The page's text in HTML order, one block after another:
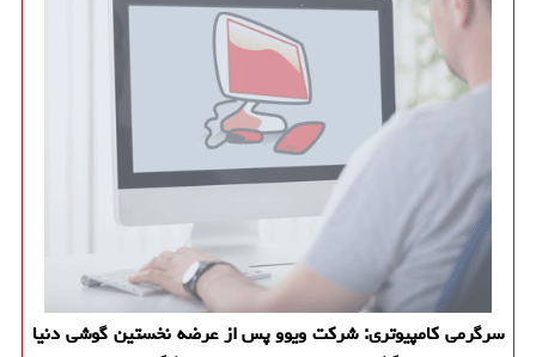
سرگرمی كامپیوتری: شركت ویوو پس از عرضه نخستین گوشی دنیا